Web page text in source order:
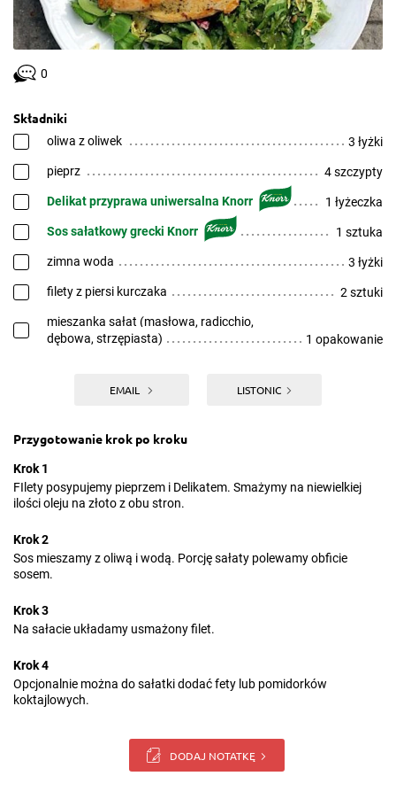
0
Składniki
oliwa z oliwek 3 łyżki
pieprz 4 szczypty
Delikat przyprawa uniwersalna Knorr 1 łyżeczka
Sos sałatkowy grecki Knorr 1 sztuka
zimna woda 3 łyżki
filety z piersi kurczaka 2 sztuki
mieszanka sałat (masłowa, radicchio,
dębowa, strzępiasta)
1 opakowanie
EMAIL LISTONIC
Przygotowanie krok po kroku
Krok 1
FIlety posypujemy pieprzem i Delikatem. Smażymy na niewielkiej
ilości oleju na złoto z obu stron.
Krok 2
Sos mieszamy z oliwą i wodą. Porcję sałaty polewamy obficie
sosem.
Krok 3
Na sałacie układamy usmażony filet.
Krok 4
Opcjonalnie można do sałatki dodać fety lub pomidorków
koktajlowych.
DODAJ NOTATKĘ